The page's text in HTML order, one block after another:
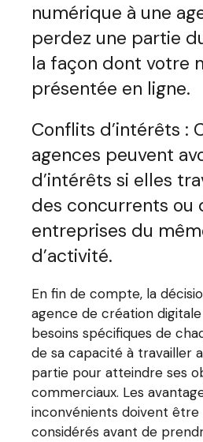
numérique à une
perdez une partie
la façon dont votre
présentée en ligne.
Conflits d’intérêts :
agences peuvent
d’intérêts si elles
des concurrents ou
entreprises du
d’activité.
En fin de compte, la
agence de création
besoins spécifiques de
de sa capacité à travailler
partie pour atteindre ses
commerciaux. Les
inconvénients doivent être
considérés avant de